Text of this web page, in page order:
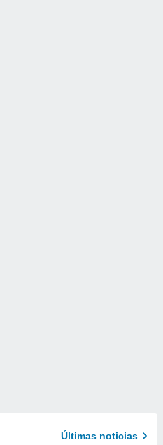
Últimas noticias